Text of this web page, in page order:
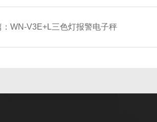
：WN-V3E+L三色灯报警电子秤